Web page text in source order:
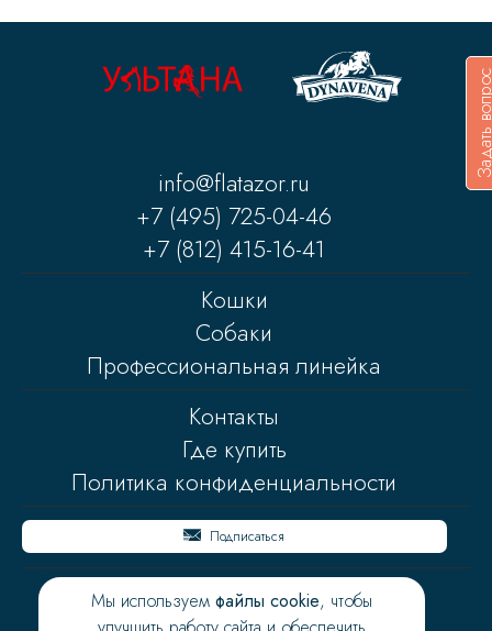
info@flatazor.ru
+7 (495) 725-04-46
+7 (812) 415-16-41
Кошки
Собаки
Профессиональная линейка
Контакты
Где купить
Политика конфиденциальности
Подписаться
Мы используемфайлы cookie, чтобы